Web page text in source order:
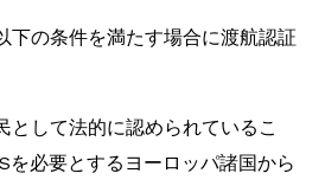
下の条件を満たす場合に渡航認証
として法的に認められているこ
を必要とするヨーロッパ諸国から